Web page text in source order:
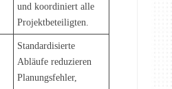
und koordiniert alle
Projektbeteiligten.
Standardisierte
Abläufe reduzieren
Planungsfehler,